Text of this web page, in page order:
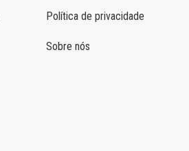
Política de privacidade
Sobre nós